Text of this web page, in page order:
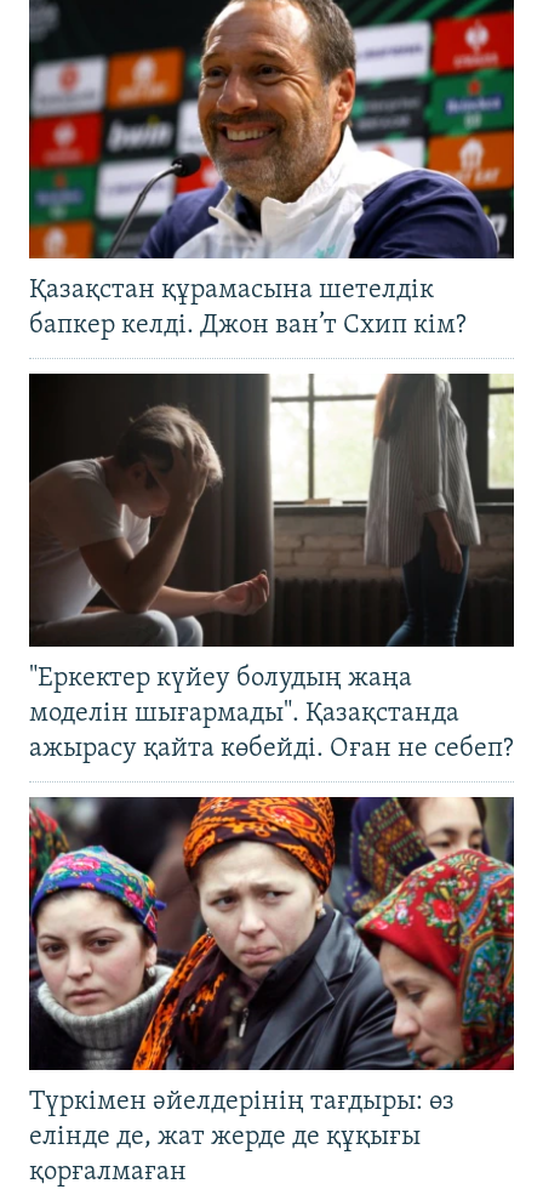
Қазақстан құрамасына шетелдік
бапкер келді. Джон ван’т Схип кім?
"Еркектер күйеу болудың жаңа
моделін шығармады". Қазақстанда
ажырасу қайта көбейді. Оған не себеп?
Түркімен әйелдерінің тағдыры: өз
елінде де, жат жерде де құқығы
қорғалмаған